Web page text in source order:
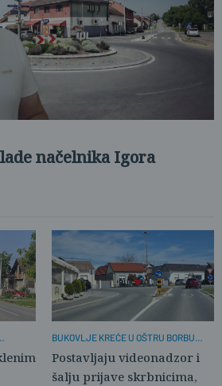
načelnika Igora
BUKOVLJE KREĆE U OŠTRU BORBU
Postavljaju videonadzor i
šalju prijave skrbnicima,